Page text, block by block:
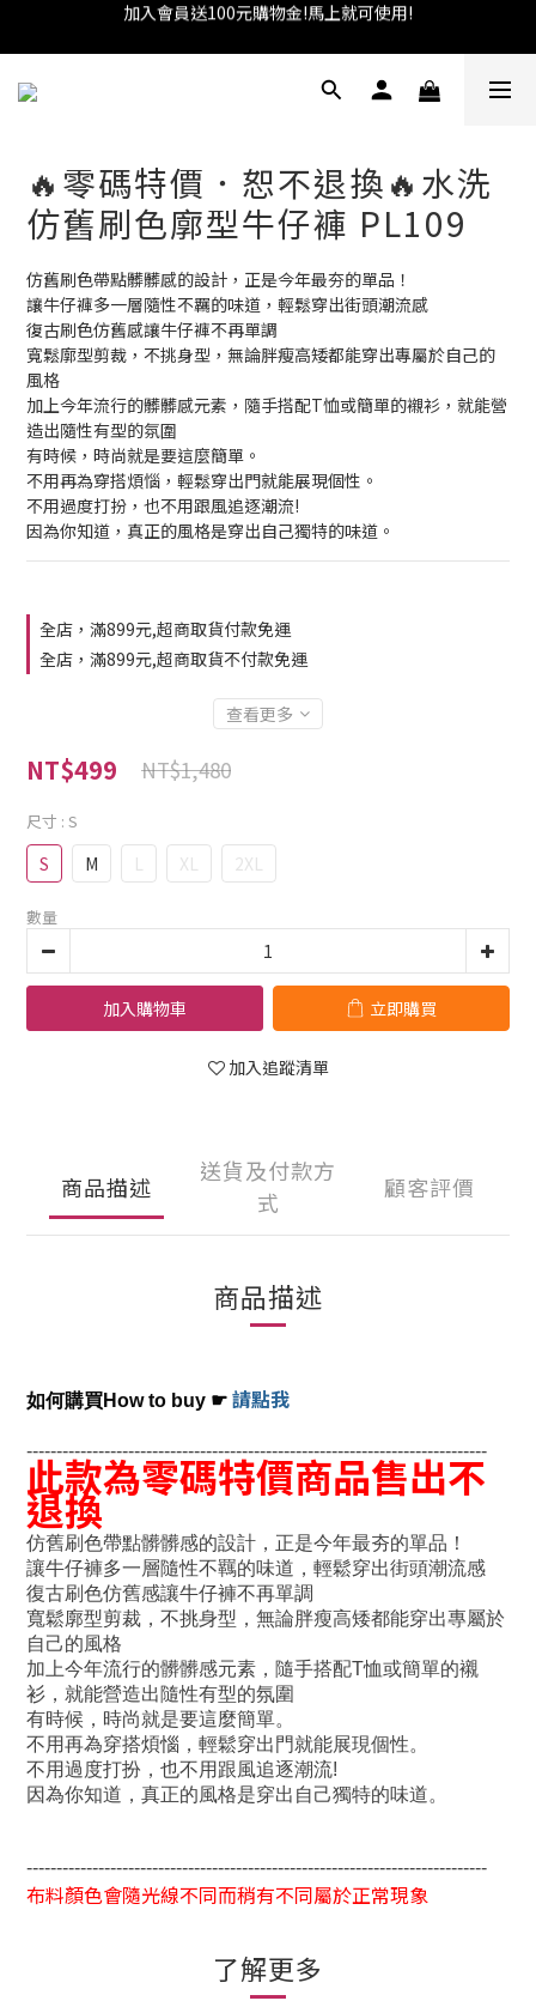
加入會員送100元購物金!馬上就可使用!
全館滿899超取免運!
★找優惠這邊走~★
🔥零碼特價．恕不退換🔥水洗
仿舊刷色廓型牛仔褲 PL109
仿舊刷色帶點髒髒感的設計，正是今年最夯的單品！
讓牛仔褲多一層隨性不羈的味道，輕鬆穿出街頭潮流感
復古刷色仿舊感讓牛仔褲不再單調
寬鬆廓型剪裁，不挑身型，無論胖瘦高矮都能穿出專屬於自己的
風格
加上今年流行的髒髒感元素，隨手搭配T恤或簡單的襯衫，就能營
造出隨性有型的氛圍
有時候，時尚就是要這麼簡單。
不用再為穿搭煩惱，輕鬆穿出門就能展現個性。
不用過度打扮，也不用跟風追逐潮流!
因為你知道，真正的風格是穿出自己獨特的味道。
全店，滿899元,超商取貨付款免運
全店，滿899元,超商取貨不付款免運
查看更多
NT$499 NT$1,480
尺寸 : S
S M L XL 2XL
數量
加入購物車 立即購買
加入追蹤清單
商品描述
送貨及付款方
式
顧客評價
商品描述
如何購買How to buy ☛ 請點我
-----------------------------------------------------------------------------
此款為零碼特價商品售出不
退換
仿舊刷色帶點髒髒感的設計，正是今年最夯的單品！
讓牛仔褲多一層隨性不羈的味道，輕鬆穿出街頭潮流感
復古刷色仿舊感讓牛仔褲不再單調
寬鬆廓型剪裁，不挑身型，無論胖瘦高矮都能穿出專屬於
自己的風格
加上今年流行的髒髒感元素，隨手搭配T恤或簡單的襯
衫，就能營造出隨性有型的氛圍
有時候，時尚就是要這麼簡單。
不用再為穿搭煩惱，輕鬆穿出門就能展現個性。
不用過度打扮，也不用跟風追逐潮流!
因為你知道，真正的風格是穿出自己獨特的味道。
-----------------------------------------------------------------------------
布料顏色會隨光線不同而稍有不同屬於正常現象
了解更多